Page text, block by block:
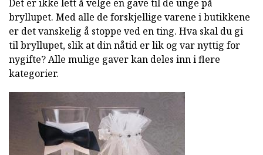
Det er ikke lett å velge en gave til de unge på
bryllupet. Med alle de forskjellige varene i butikkene
er det vanskelig å stoppe ved en ting. Hva skal du gi
til bryllupet, slik at din nåtid er lik og var nyttig for
nygifte? Alle mulige gaver kan deles inn i flere
kategorier.